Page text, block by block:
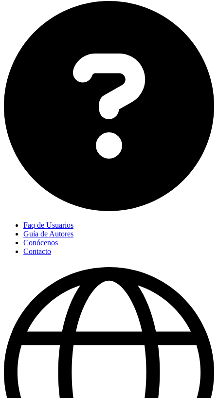
Faq de Usuarios
Guía de Autores
Conócenos
Contacto